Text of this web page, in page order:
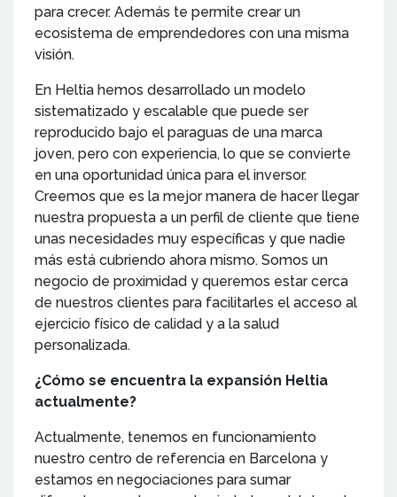
para crecer. Además te permite crear un
ecosistema de emprendedores con una misma
visión.
En Heltia hemos desarrollado un modelo
sistematizado y escalable que puede ser
reproducido bajo el paraguas de una marca
joven, pero con experiencia, lo que se convierte
en una oportunidad única para el inversor.
Creemos que es la mejor manera de hacer llegar
nuestra propuesta a un perfil de cliente que tiene
unas necesidades muy específicas y que nadie
más está cubriendo ahora mismo. Somos un
negocio de proximidad y queremos estar cerca
de nuestros clientes para facilitarles el acceso al
ejercicio físico de calidad y a la salud
personalizada.
¿Cómo se encuentra la expansión Heltia
actualmente?
Actualmente, tenemos en funcionamiento
nuestro centro de referencia en Barcelona y
estamos en negociaciones para sumar